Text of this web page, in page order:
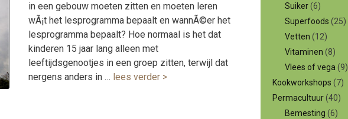
in een gebouw moeten zitten en moeten leren
wÃ¡t het lesprogramma bepaalt en wannÃ©er het
lesprogramma bepaalt? Hoe normaal is het dat
kinderen 15 jaar lang alleen met
leeftijdsgenootjes in een groep zitten, terwijl dat
nergens anders in … lees verder >
Suiker(6)
Superfoods (25)
Vetten (12)
Vitaminen (8)
Vlees of vega(9)
Kookworkshops (7)
Permacultuur(40)
Bemesting (6)